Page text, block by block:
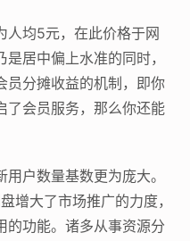
人均5元，在此价格于网
居中偏上水准的同时，
员分摊收益的机制，即你
了会员服务，那么你还能
户数量基数更为庞大。
增大了市场推广的力度，
的功能。诸多从事资源分